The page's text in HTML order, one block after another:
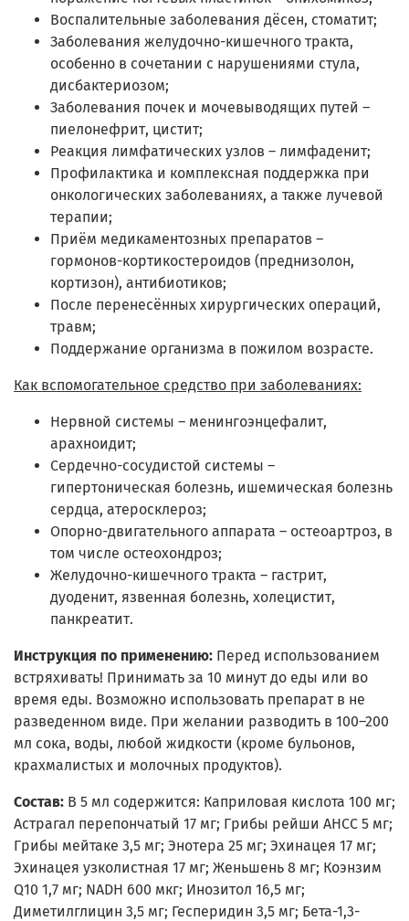
Воспалительные заболевания дёсен, стоматит;
Заболевания желудочно-кишечного тракта,
особенно в сочетании с нарушениями стула,
дисбактериозом;
Заболевания почек и мочевыводящих путей –
пиелонефрит, цистит;
Реакция лимфатических узлов – лимфаденит;
Профилактика и комплексная поддержка при
онкологических заболеваниях, а также лучевой
терапии;
Приём медикаментозных препаратов –
гормонов-кортикостероидов (преднизолон,
кортизон), антибиотиков;
После перенесённых хирургических операций,
травм;
Поддержание организма в пожилом возрасте.
Как вспомогательное средство при заболеваниях:
Нервной системы – менингоэнцефалит,
арахноидит;
Сердечно-сосудистой системы –
гипертоническая болезнь, ишемическая болезнь
сердца, атеросклероз;
Опорно-двигательного аппарата – остеоартроз, в
том числе остеохондроз;
Желудочно-кишечного тракта – гастрит,
дуоденит, язвенная болезнь, холецистит,
панкреатит.
Инструкция по применению: Перед использованием
встряхивать! Принимать за 10 минут до еды или во
время еды. Возможно использовать препарат в не
разведенном виде. При желании разводить в 100–200
мл сока, воды, любой жидкости (кроме бульонов,
крахмалистых и молочных продуктов).
Состав: В 5 мл содержится: Каприловая кислота 100 мг;
Астрагал перепончатый 17 мг; Грибы рейши АНСС 5 мг;
Грибы мейтаке 3,5 мг; Энотера 25 мг; Эхинацея 17 мг;
Эхинацея узколистная 17 мг; Женьшень 8 мг; Коэнзим
Q10 1,7 мг; NADH 600 мкг; Инозитол 16,5 мг;
Диметилглицин 3,5 мг; Гесперидин 3,5 мг; Бета-1,3-